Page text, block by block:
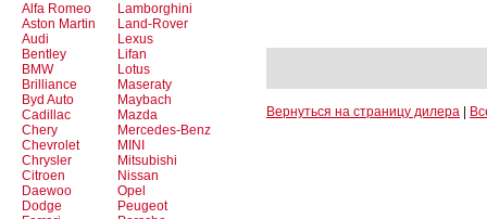
Alfa Romeo
Aston Martin
Audi
Bentley
BMW
Brilliance
Byd Auto
Cadillac
Chery
Chevrolet
Chrysler
Citroen
Daewoo
Dodge
Lamborghini
Land-Rover
Lexus
Lifan
Lotus
Maseraty
Maybach
Mazda
Mercedes-Benz
MINI
Mitsubishi
Nissan
Opel
Peugeot
Вернуться на страницу дилера